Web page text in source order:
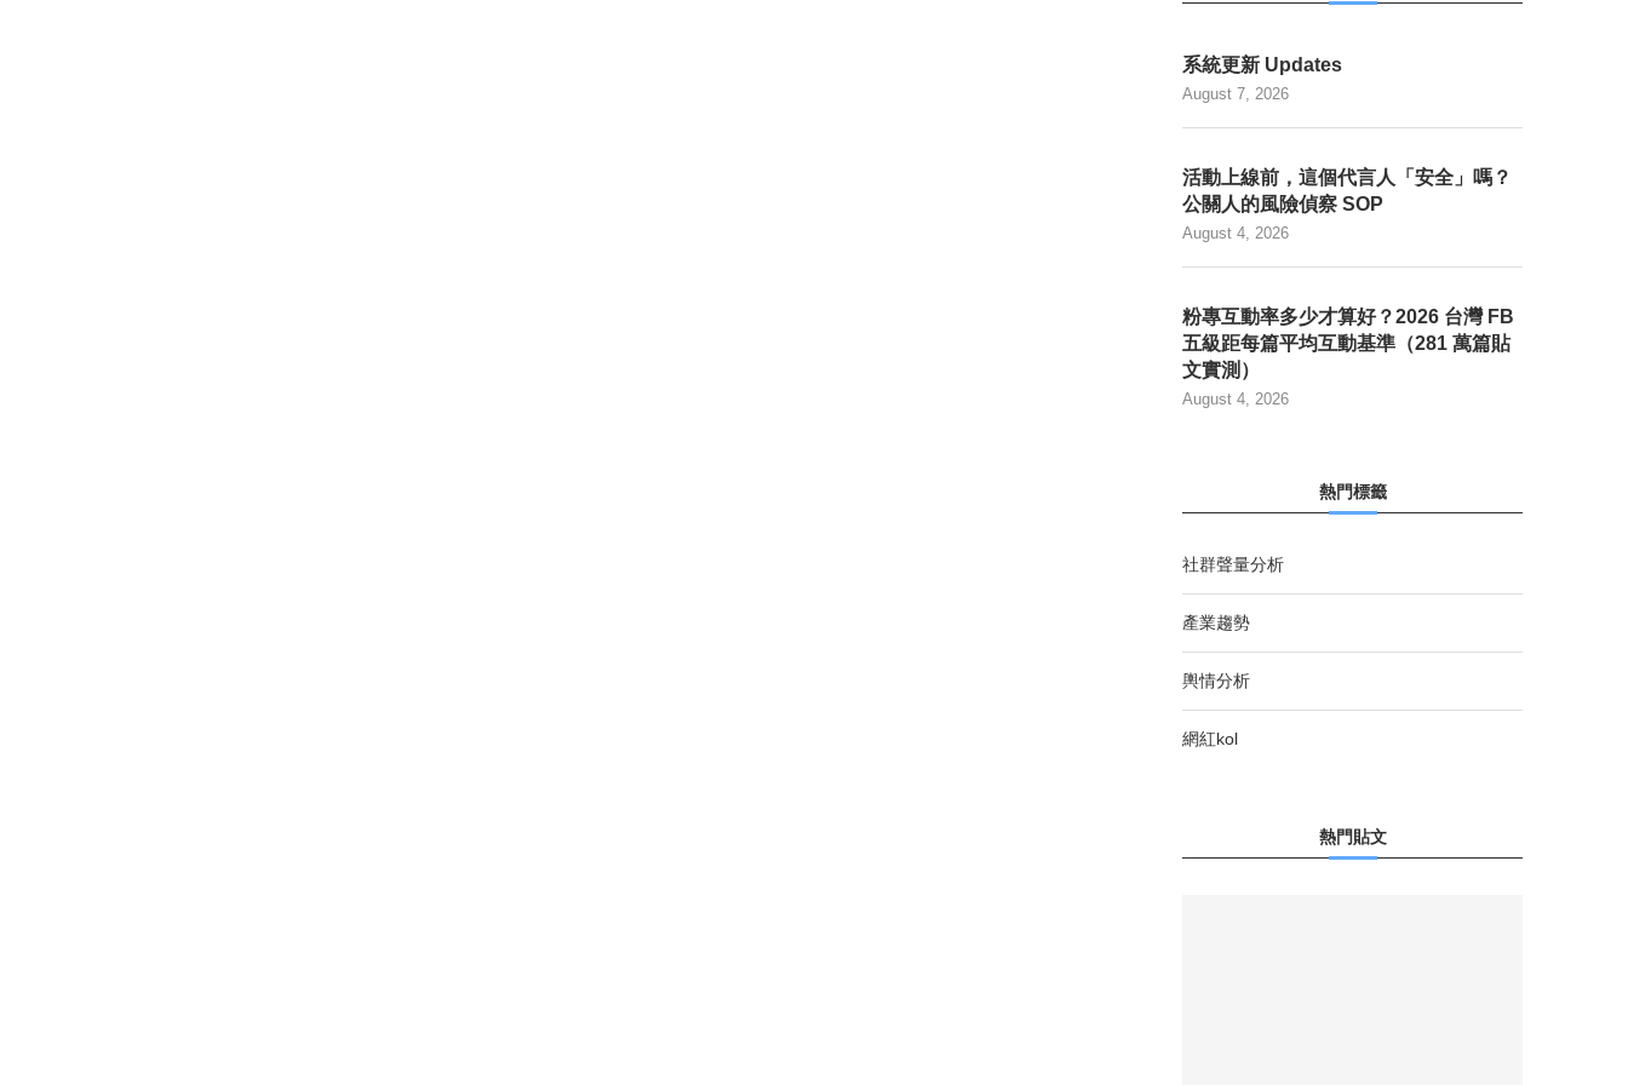
系統更新 Updates
August 7, 2026
活動上線前，這個代言人「安全」嗎？
公關人的風險偵察 SOP
August 4, 2026
粉專互動率多少才算好？2026 台灣 FB
五級距每篇平均互動基準（281 萬篇貼
文實測）
August 4, 2026
熱門標籤
社群聲量分析
產業趨勢
輿情分析
網紅kol
熱門貼文